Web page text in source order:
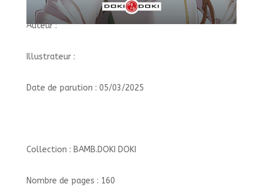
Auteur :
Illustrateur :
Date de parution : 05/03/2025
Collection : BAMB.DOKI DOKI
Nombre de pages : 160